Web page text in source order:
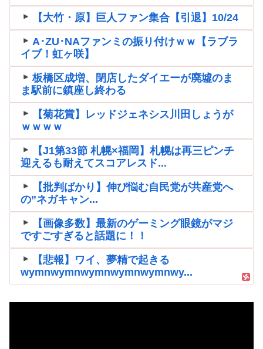
【大竹・原】巨人ファン集合【引退】10/24
A･ZU･NAファンミの振り付けｗｗ【ラブラ
イブ！虹ヶ咲】
板橋区成増、閉店したダイエーが廃墟のま
ま駅前に鎮座し終わる
【菊花賞】レッドジェネシス川田しょうが
ｗｗｗｗ
【J1第33節 札幌×福岡】札幌は再三ピンチ
迎えるも耐えてスコアレスド...
【批判ばかり】伸び悩む自民党が共産党へ
の”ネガキャン...
【画像多数】最新のゲーミング眼鏡がマジ
ですごすぎると話題に！！
【悲報】ワイ、夢精で起きる
wymnwymnwymnwymnwymnwy...